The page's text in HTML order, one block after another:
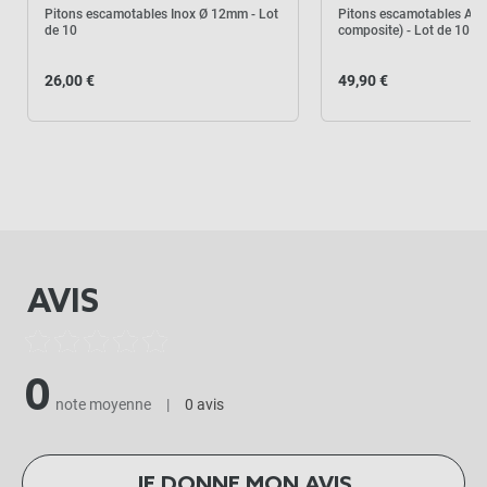
Inox (Bois et composite) -
+
57,00 €
Pitons escamotables Inox Ø 12mm - Lot
de 10
26,00 €
Pitons escamotables Alu
composite) - Lot de 10
49,90 €
AVIS
0 note moyenne | 0 avis